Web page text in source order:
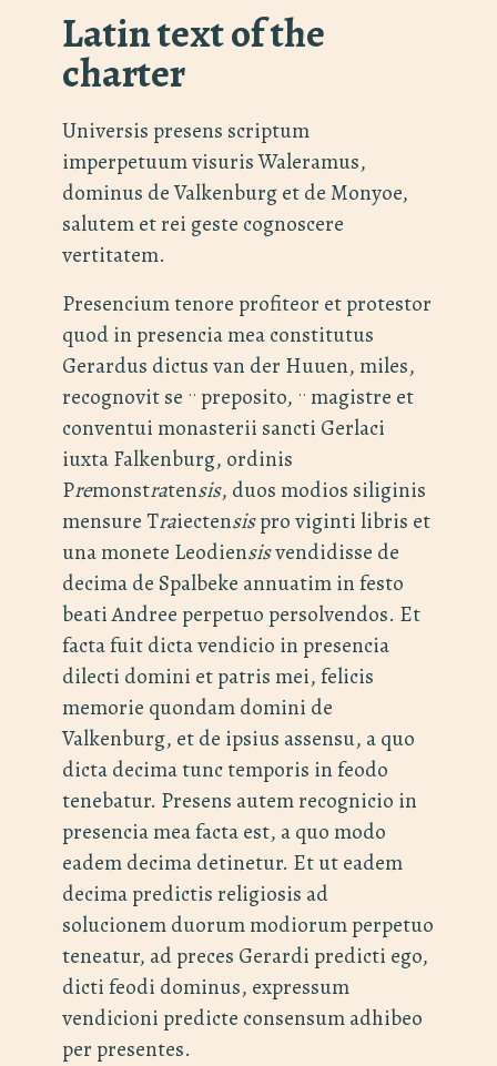
Latin text of the
charter
Universis presens scriptum
imperpetuum visuris Waleramus,
dominus de Valkenburg et de Monyoe,
salutem et rei geste cognoscere
vertitatem.
Presencium tenore profiteor et protestor
quod in presencia mea constitutus
Gerardus dictus van der Huuen, miles,
recognovit se .. preposito, .. magistre et
conventui monasterii sancti Gerlaci
iuxta Falkenburg, ordinis
Premonstratensis, duos modios siliginis
mensure Traiectensispro viginti libris et
una monete Leodiensisvendidisse de
decima de Spalbeke annuatim in festo
beati Andree perpetuo persolvendos. Et
facta fuit dicta vendicio in presencia
dilecti domini et patris mei, felicis
memorie quondam domini de
Valkenburg, et de ipsius assensu, a quo
dicta decima tunc temporis in feodo
tenebatur. Presens autem recognicio in
presencia mea facta est, a quo modo
eadem decima detinetur. Et ut eadem
decima predictis religiosis ad
solucionem duorum modiorum perpetuo
teneatur, ad preces Gerardi predicti ego,
dicti feodi dominus, expressum
vendicioni predicte consensum adhibeo
per presentes.